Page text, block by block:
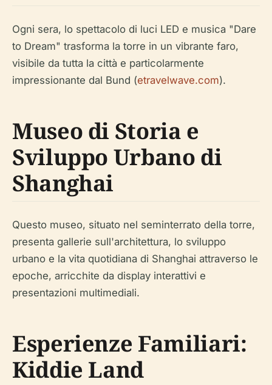
Ogni sera, lo spettacolo di luci LED e musica "Dare
to Dream" trasforma la torre in un vibrante faro,
visibile da tutta la città e particolarmente
impressionante dal Bund (etravelwave.com).
Museo di Storia e
Sviluppo Urbano di
Shanghai
Questo museo, situato nel seminterrato della torre,
presenta gallerie sull'architettura, lo sviluppo
urbano e la vita quotidiana di Shanghai attraverso le
epoche, arricchite da display interattivi e
presentazioni multimediali.
Esperienze Familiari:
Kiddie Land